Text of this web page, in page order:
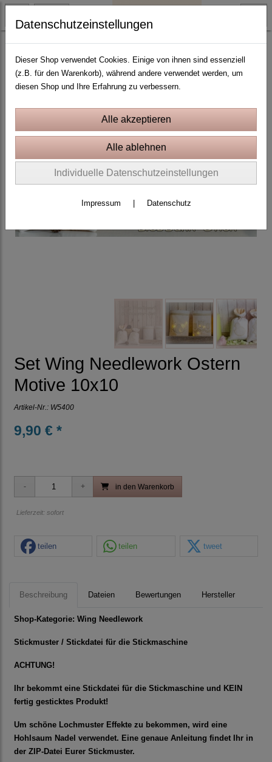
10x10 Rahmen
Set Wing Needlework Ostern
Motive 10x10
Artikel-Nr.: W5400
9,90 € *
in den Warenkorb
Lieferzeit: sofort
teilen teilen tweet
Beschreibung Dateien Bewertungen Hersteller
Shop-Kategorie: Wing Needlework
Stickmuster / Stickdatei für die Stickmaschine
ACHTUNG!
Ihr bekommt eine Stickdatei für die Stickmaschine und KEIN
fertig gesticktes Produkt!
Um schöne Lochmuster Effekte zu bekommen, wird eine
Hohlsaum Nadel verwendet. Eine genaue Anleitung findet Ihr in
der ZIP-Datei Eurer Stickmuster.
Datenschutzeinstellungen
Dieser Shop verwendet Cookies. Einige von ihnen sind essenziell
(z.B. für den Warenkorb), während andere verwendet werden, um
diesen Shop und Ihre Erfahrung zu verbessern.
Individuelle Datenschutzeinstellungen
Impressum Datenschutz